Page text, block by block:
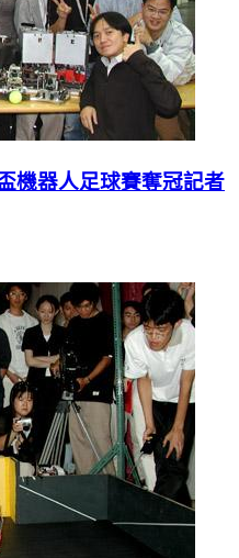
機器人足球賽奪冠記者